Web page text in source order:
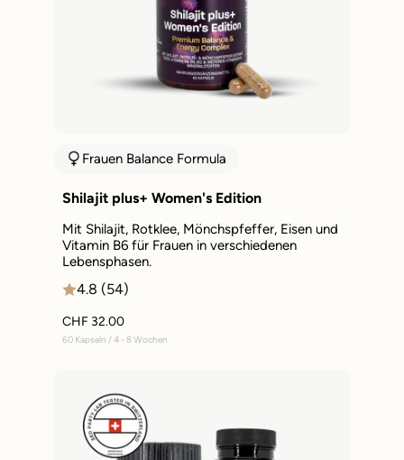
Frauen Balance Formula
Shilajit plus+ Women's Edition
Mit Shilajit, Rotklee, Mönchspfeffer, Eisen und
Vitamin B6 für Frauen in verschiedenen
Lebensphasen.
4.8 (54)
CHF 32.00
60 Kapseln / 4 - 8 Wochen